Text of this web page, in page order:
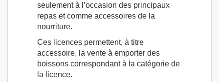
seulement à l’occasion des principaux
repas et comme accessoires de la
nourriture.
Ces licences permettent, à titre
accessoire, la vente à emporter des
boissons correspondant à la catégorie de
la licence.